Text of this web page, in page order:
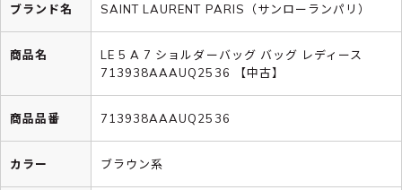
ブランド名 SAINT LAURENT PARIS（サンローランパリ）
商品名
LE 5 A 7 ショルダーバッグ バッグ レディース
713938AAAUQ2536 【中古】
商品品番 713938AAAUQ2536
カラー ブラウン系